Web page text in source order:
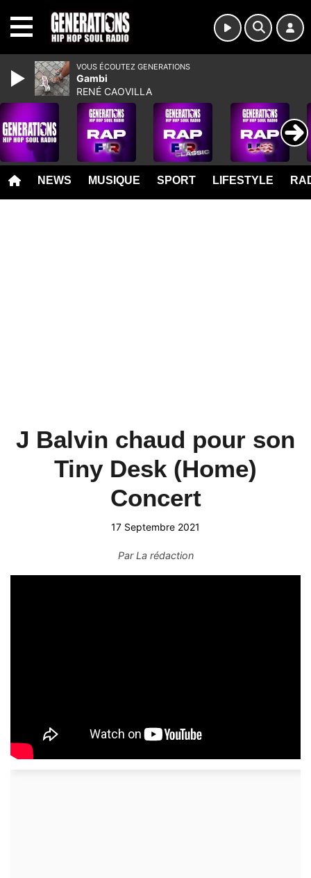
NEWS MUSIQUE SPORT LIFESTYLE
J Balvin chaud pour son
Tiny Desk (Home)
Concert
17 Septembre 2021
ParLa rédaction
VOUS ÉCOUTEZ GENERATIONS
Gambi
RENÉ CAOVILLA